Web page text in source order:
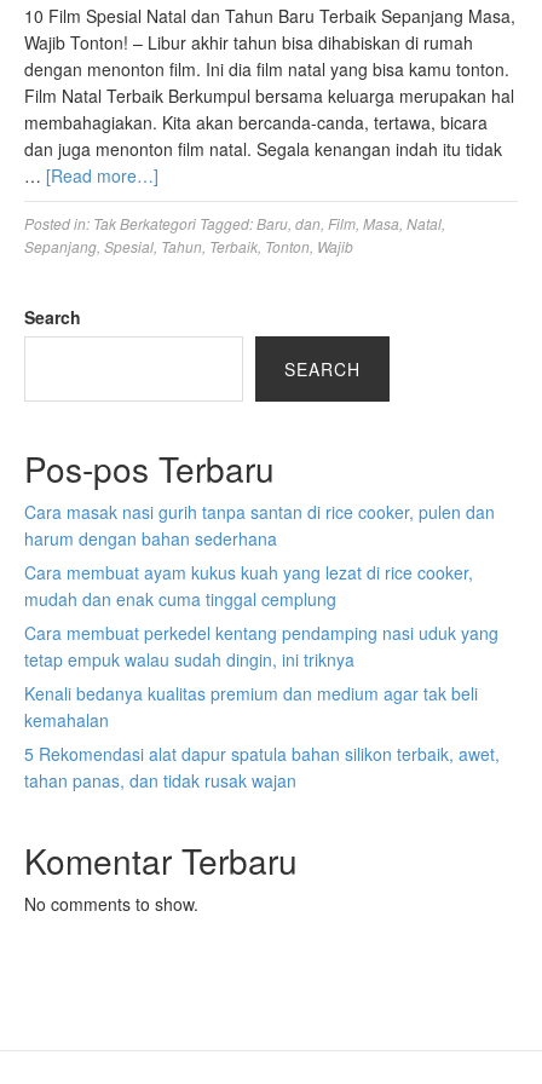
10 Film Spesial Natal dan Tahun Baru Terbaik Sepanjang Masa,
Wajib Tonton! – Libur akhir tahun bisa dihabiskan di rumah
dengan menonton film. Ini dia film natal yang bisa kamu tonton.
Film Natal Terbaik Berkumpul bersama keluarga merupakan hal
membahagiakan. Kita akan bercanda-canda, tertawa, bicara
dan juga menonton film natal. Segala kenangan indah itu tidak
… [Read more…]
Posted in: Tak Berkategori Tagged:Baru dan Film Masa Natal
Sepanjang Spesial Tahun Terbaik Tonton Wajib
Search
SEARCH
Pos-pos Terbaru
Cara masak nasi gurih tanpa santan di rice cooker, pulen dan
harum dengan bahan sederhana
Cara membuat ayam kukus kuah yang lezat di rice cooker,
mudah dan enak cuma tinggal cemplung
Cara membuat perkedel kentang pendamping nasi uduk yang
tetap empuk walau sudah dingin, ini triknya
Kenali bedanya kualitas premium dan medium agar tak beli
kemahalan
5 Rekomendasi alat dapur spatula bahan silikon terbaik, awet,
tahan panas, dan tidak rusak wajan
Komentar Terbaru
No comments to show.